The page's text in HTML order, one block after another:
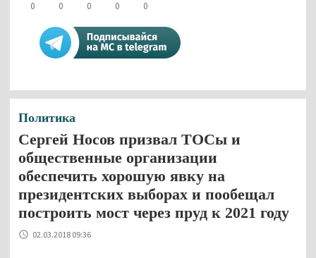
0 0 0 0 0
Политика
Сергей Носов призвал ТОСы и
общественные организации
обеспечить хорошую явку на
президентских выборах и пообещал
построить мост через пруд к 2021 году
02.03.2018 09:36